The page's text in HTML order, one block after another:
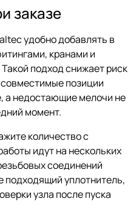
заказе
удобно добавлять в
кранами и
подход снижает риск
позиции
а недостающие мелочи не
момент.
количество с
идут на нескольких
соединений
подходящий уплотнитель,
узла после пуска